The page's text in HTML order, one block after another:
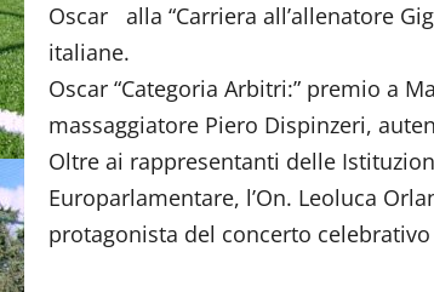
Oscar alla “Carriera all’allenatore
italiane.
Oscar “Categoria Arbitri:” premio a
massaggiatore Piero Dispinzeri,
Oltre ai rappresentanti delle
Europarlamentare, l’On. Leoluca
protagonista del concerto